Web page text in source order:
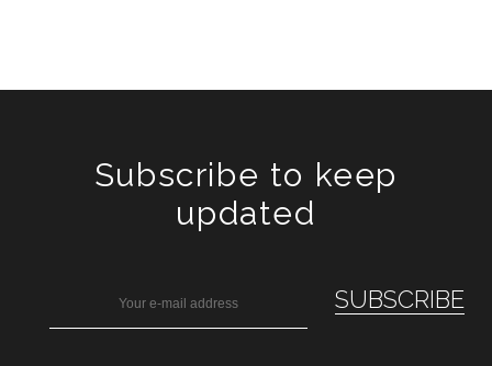
Subscribe to keep
updated